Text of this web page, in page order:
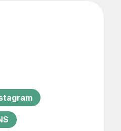
生き方
支援